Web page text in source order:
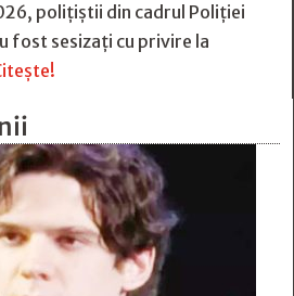
polițiștii din cadrul Poliției
fost sesizați cu privire la